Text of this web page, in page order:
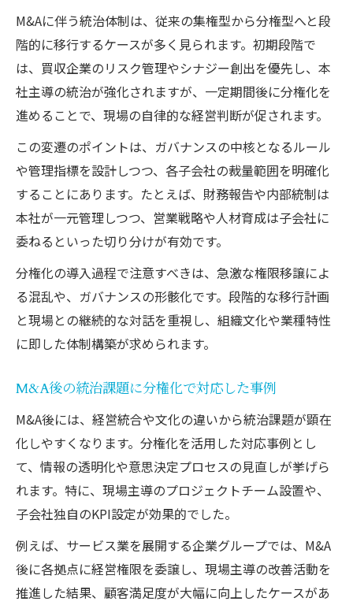
M&Aに伴う統治体制は、従来の集権型から分権型へと段
階的に移行するケースが多く見られます。初期段階で
は、買収企業のリスク管理やシナジー創出を優先し、本
社主導の統治が強化されますが、一定期間後に分権化を
進めることで、現場の自律的な経営判断が促されます。
この変遷のポイントは、ガバナンスの中核となるルール
や管理指標を設計しつつ、各子会社の裁量範囲を明確化
することにあります。たとえば、財務報告や内部統制は
本社が一元管理しつつ、営業戦略や人材育成は子会社に
委ねるといった切り分けが有効です。
分権化の導入過程で注意すべきは、急激な権限移譲によ
る混乱や、ガバナンスの形骸化です。段階的な移行計画
と現場との継続的な対話を重視し、組織文化や業種特性
に即した体制構築が求められます。
M&A後の統治課題に分権化で対応した事例
M&A後には、経営統合や文化の違いから統治課題が顕在
化しやすくなります。分権化を活用した対応事例とし
て、情報の透明化や意思決定プロセスの見直しが挙げら
れます。特に、現場主導のプロジェクトチーム設置や、
子会社独自のKPI設定が効果的でした。
例えば、サービス業を展開する企業グループでは、M&A
後に各拠点に経営権限を委譲し、現場主導の改善活動を
推進した結果、顧客満足度が大幅に向上したケースがあ